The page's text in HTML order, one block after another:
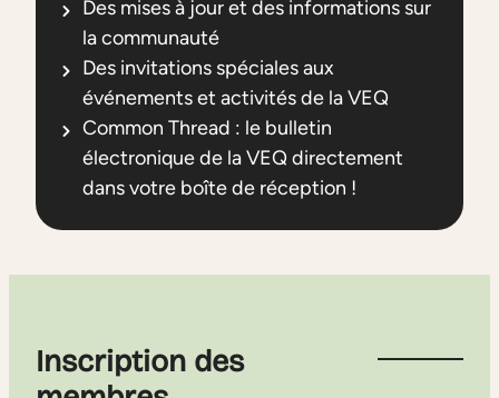
Des mises à jour et des informations sur
la communauté
Des invitations spéciales aux
événements et activités de la VEQ
Common Thread : le bulletin
électronique de la VEQ directement
dans votre boîte de réception !
Inscription des